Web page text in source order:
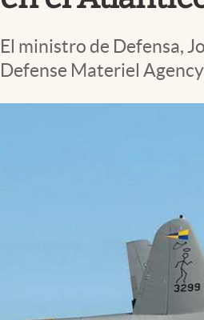
El Cronista Studio
Mediakit
abre en nueva pestaña
El ministro de Defensa,
Defense Materiel